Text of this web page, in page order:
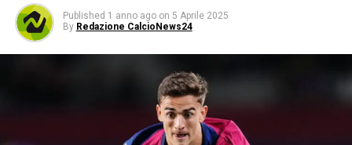
Published 1 anno ago on 5 Aprile 2025
By Redazione CalcioNews24